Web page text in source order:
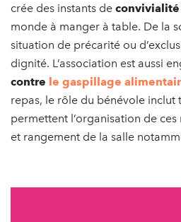
crée des instants de convivialité
monde à manger à table. De la
situation de précarité ou
dignité. L’association est aussi
contre le gaspillage
repas, le rôle du bénévole inclut
permettent l’organisation de
et rangement de la salle